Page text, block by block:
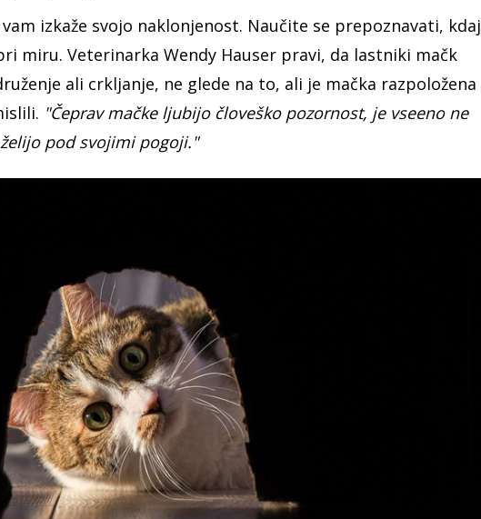
izkaže svojo naklonjenost. Naučite se prepoznavati, kdaj
miru. Veterinarka Wendy Hauser pravi, da lastniki mačk
ali crkljanje, ne glede na to, ali je mačka razpoložena
"Čeprav mačke ljubijo človeško pozornost, je vseeno ne
pod svojimi pogoji."